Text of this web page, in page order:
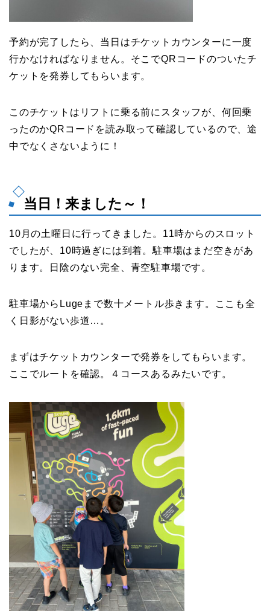
予約が完了したら、当日はチケットカウンターに一度
行かなければなりません。そこでQRコードのついたチ
ケットを発券してもらいます。
このチケットはリフトに乗る前にスタッフが、何回乗
ったのかQRコードを読み取って確認しているので、途
中でなくさないように！
当日！来ました～！
10月の土曜日に行ってきました。11時からのスロット
でしたが、10時過ぎには到着。駐車場はまだ空きがあ
ります。日陰のない完全、青空駐車場です。
駐車場からLugeまで数十メートル歩きます。ここも全
く日影がない歩道…。
まずはチケットカウンターで発券をしてもらいます。
ここでルートを確認。４コースあるみたいです。